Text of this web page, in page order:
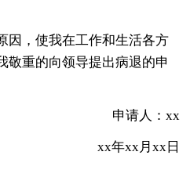
，使我在工作和生活各方
敬重的向领导提出病退的申
申请人：xx
xx年xx月xx日